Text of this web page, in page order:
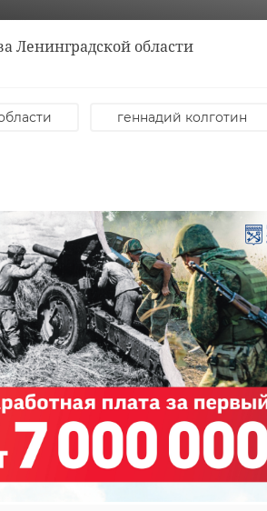
Ленинградской области
геннадий колготин
кота Бари.
Хозяйка приш ...
июня 2024, 12:30 17